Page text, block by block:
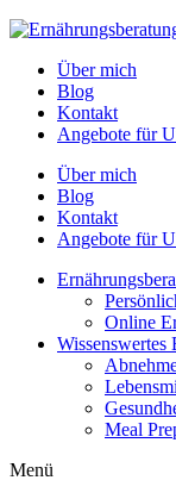
Über mich
Blog
Kontakt
Angebote für
Über mich
Blog
Kontakt
Angebote für
Online
Wissenswertes
Meal
Menü